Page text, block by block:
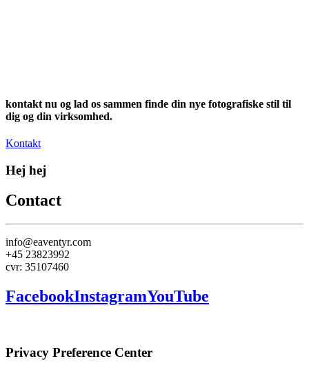
kontakt nu og lad os sammen finde din nye fotografiske stil til
dig og din virksomhed.
Kontakt
Hej hej
Contact
info@eaventyr.com
+45 23823992
cvr: 35107460
FacebookInstagramYouTube
Privacy Preference Center